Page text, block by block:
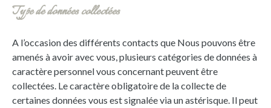
Type de données collectées
A l’occasion des différents contacts que Nous pouvons être
amenés à avoir avec vous, plusieurs catégories de données à
caractère personnel vous concernant peuvent être
collectées. Le caractère obligatoire de la collecte de
certaines données vous est signalée via un astérisque. Il peut